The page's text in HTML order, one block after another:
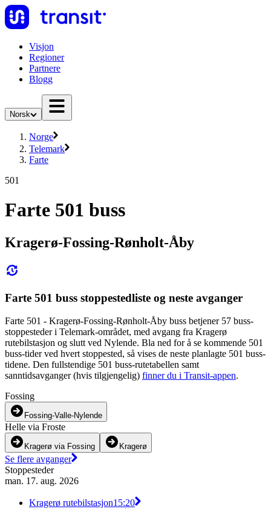
Visjon
Regioner
Partnere
Blogg
Norsk
Norge
Telemark
Farte
501
Farte 501 buss
Kragerø-Fossing-Rønholt-Åby
Farte 501 buss stoppestedliste og neste avganger
Farte 501 - Kragerø-Fossing-Rønholt-Åby buss betjener 57 buss-
stoppesteder i Telemark-området, med avgang fra Kragerø
rutebilstasjon og slutt ved Nylende. Bla ned for å se kommende 501
buss-tider ved hvert stoppested, så vises de neste planlagte 501 buss-
tidene. Den fullstendige 501 buss-rutetabellen samt
sanntidsavganger (hvis tilgjengelig) finner du i Transit-appen.
Fossing
Fossing-Valle-Nylende
Helle via Froste
Kragerø via Fossing Kragerø
Se flere avganger
Stoppesteder
man. 17. aug. 2026
Kragerø rutebilstasjon15:20